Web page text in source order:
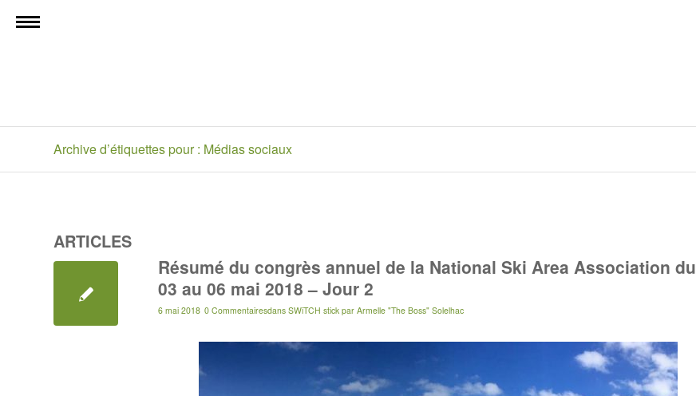
Archive d’étiquettes pour : Médias sociaux
ARTICLES
Résumé du congrès annuel de la National Ski Area Association du
03 au 06 mai 2018 – Jour 2
6 mai 2018 0 Commentairesdans SWiTCH stick par Armelle "The Boss" Solelhac